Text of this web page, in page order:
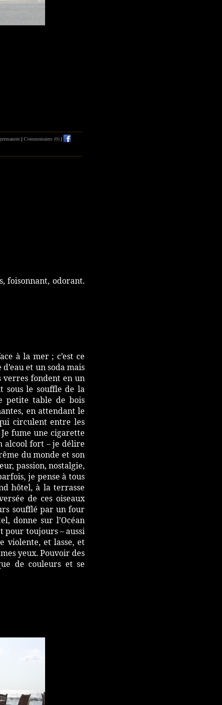
| Commentaires (0) |
foisonnant, odorant.
à la mer ; c’est ce
et un soda mais
verres fondent en un
sous le souffle de la
petite table de bois
en attendant le
circulent entre les
fume une cigarette
alcool fort – je délire
du monde et son
passion, nostalgie,
je pense à tous
hôtel, à la terrasse
de ces oiseaux
soufflé par un four
donne sur l’Océan
pour toujours – aussi
violente, et lasse, et
yeux. Pouvoir des
de couleurs et se